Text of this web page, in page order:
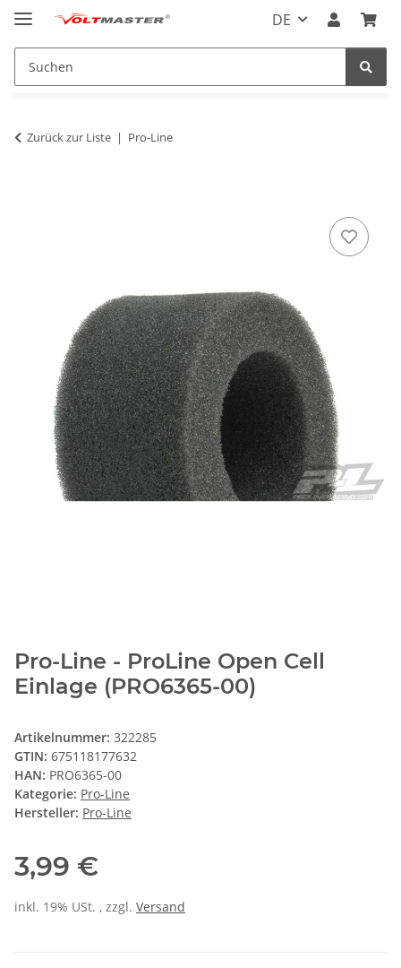
DE
Zurück zur Liste Pro-Line
Pro-Line - ProLine Open Cell
Einlage (PRO6365-00)
Artikelnummer: 322285
GTIN: 675118177632
HAN: PRO6365-00
Kategorie: Pro-Line
Hersteller: Pro-Line
3,99 €
inkl. 19% USt. , zzgl. Versand